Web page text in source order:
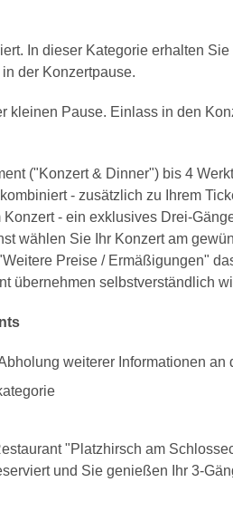
In dieser Kategorie erhalten
der Konzertpause.
kleinen Pause. Einlass in den
("Konzert & Dinner") bis 4
- zusätzlich zu Ihrem
- ein exklusives Drei-
wählen Sie Ihr Konzert am
Preise / Ermäßigungen"
übernehmen selbstverständlich
weiterer Informationen an
"Platzhirsch am
und Sie genießen Ihr 3-